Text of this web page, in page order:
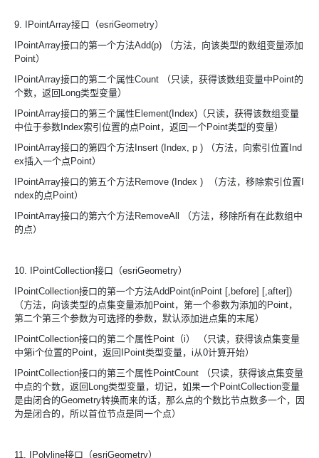
9. IPointArray接口（esriGeometry）
IPointArray接口的第一个方法Add(p) （方法，向该类型的数组变量添加
Point）
IPointArray接口的第二个属性Count （只读，获得该数组变量中Point的
个数，返回Long类型变量）
IPointArray接口的第三个属性Element(Index)（只读，获得该数组变量
中位于参数Index索引位置的点Point，返回一个Point类型的变量）
IPointArray接口的第四个方法Insert (Index, p ) （方法，向索引位置Ind
ex插入一个点Point）
IPointArray接口的第五个方法Remove (Index ) （方法，移除索引位置I
ndex的点Point）
IPointArray接口的第六个方法RemoveAll （方法，移除所有在此数组中
的点）
10. IPointCollection接口（esriGeometry）
IPointCollection接口的第一个方法AddPoint(inPoint [,before] [,after])
（方法，向该类型的点集变量添加Point，第一个参数为添加的Point，
第二个第三个参数为可选择的参数，默认添加进点集的末尾）
IPointCollection接口的第二个属性Point（i） （只读，获得该点集变量
中第i个位置的Point，返回IPoint类型变量，i从0计算开始）
IPointCollection接口的第三个属性PointCount （只读，获得该点集变量
中点的个数，返回Long类型变量，切记，如果一个PointCollection变量
是由闭合的Geometry转换而来的话，那么点的个数比节点数多一个，因
为是闭合的，所以首位节点是同一个点）
11. IPolyline接口（esriGeometry）